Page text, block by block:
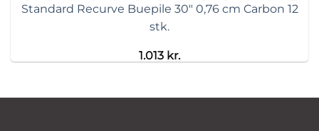
Standard Recurve Buepile 30″ 0,76 cm Carbon 12
stk.
1.013 kr.